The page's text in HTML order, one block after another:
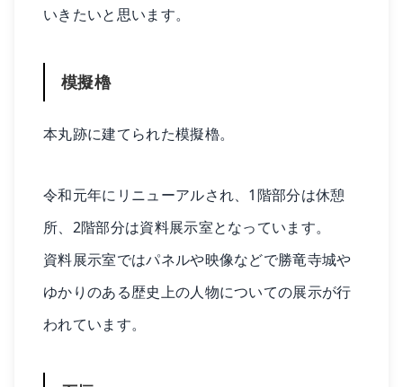
いきたいと思います。
模擬櫓
本丸跡に建てられた模擬櫓。
令和元年にリニューアルされ、1階部分は休憩
所、2階部分は資料展示室となっています。
資料展示室ではパネルや映像などで勝竜寺城や
ゆかりのある歴史上の人物についての展示が行
われています。